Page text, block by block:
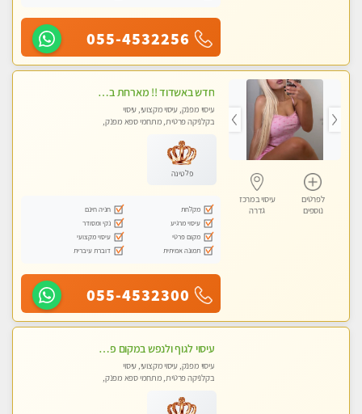
055-4532256
לפרטים
נוספים
עיסוי במרכז
גדרה
חדש באשדוד !! מארחת בדירתי באופן פרטי ודיסקרטי מקום יפה מסודר נקי ואווירה נעימה יחס טוב בבית חםללא מין !!
עיסוי מפנק, עיסוי מקצועי, עיסוי
בקלניקה פרטית, מתחמי ספא מפנק,
פלטינה
מקלחת
חניה חינם
עיסוי מרגיע
נקי ומסודר
מקום פרטי
עיסוי מקצועי
תמונה אמיתית
דוברת עיברית
055-4532300
עיסוי לגוף ולנפש במקום פרטי ואיכותי
עיסוי מפנק, עיסוי מקצועי, עיסוי
בקלניקה פרטית, מתחמי ספא מפנק,